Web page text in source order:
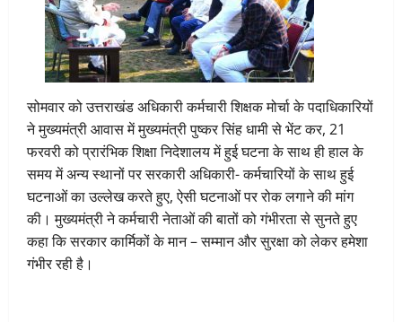
सोमवार को उत्तराखंड अधिकारी कर्मचारी शिक्षक मोर्चा के पदाधिकारियों
ने मुख्यमंत्री आवास में मुख्यमंत्री पुष्कर सिंह धामी से भेंट कर, 21
फरवरी को प्रारंभिक शिक्षा निदेशालय में हुई घटना के साथ ही हाल के
समय में अन्य स्थानों पर सरकारी अधिकारी- कर्मचारियों के साथ हुई
घटनाओं का उल्लेख करते हुए, ऐसी घटनाओं पर रोक लगाने की मांग
की। मुख्यमंत्री ने कर्मचारी नेताओं की बातों को गंभीरता से सुनते हुए
कहा कि सरकार कार्मिकों के मान – सम्मान और सुरक्षा को लेकर हमेशा
गंभीर रही है।